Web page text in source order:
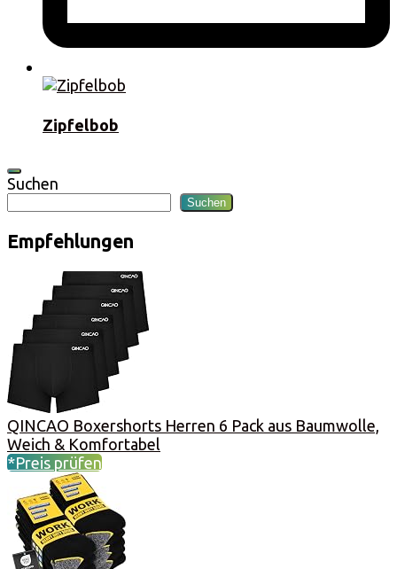
Zipfelbob
Suchen
Suchen
Empfehlungen
QINCAO Boxershorts Herren 6 Pack aus Baumwolle,
Weich & Komfortabel
*Preis prüfen